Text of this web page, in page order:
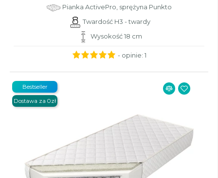
Pianka ActivePro, sprężyna Punkto
Twardość H3 - twardy
Wysokość 18 cm
- opinie: 1
Bestseller
Dostawa za 0zł